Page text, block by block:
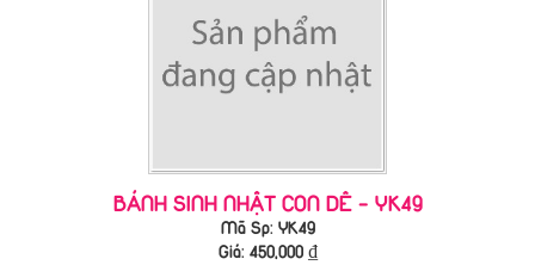
BÁNH SINH NHẬT CON DÊ - YK49
Mã Sp: YK49
Giá: 450,000₫